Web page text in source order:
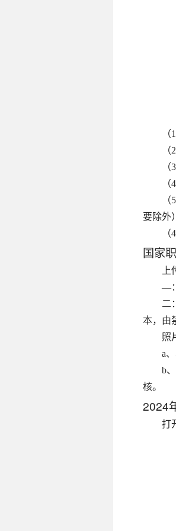
要除外
国家
—
二
本，由
照
a
b
核。
2024
打